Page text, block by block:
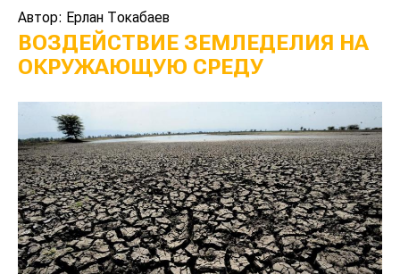
Автор: Ерлан Токабаев
ВОЗДЕЙСТВИЕ ЗЕМЛЕДЕЛИЯ НА
ОКРУЖАЮЩУЮ СРЕДУ